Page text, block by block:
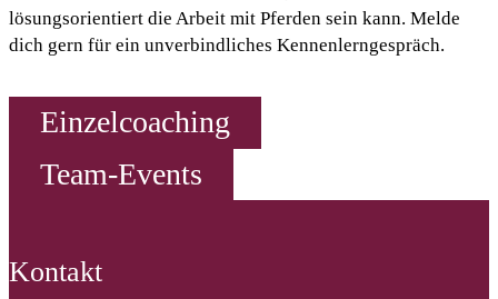
lösungsorientiert die Arbeit mit Pferden sein kann. Melde
dich gern für ein unverbindliches Kennenlerngespräch.
Einzelcoaching
Team-Events
Kontakt